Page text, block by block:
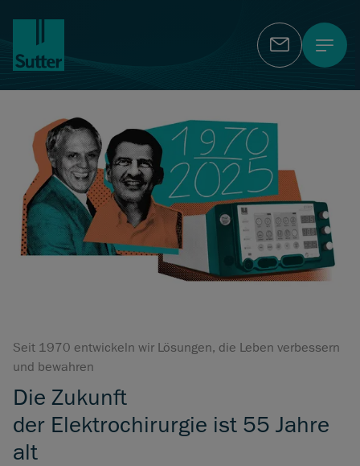
Kontakt
Seit 1970 entwickeln wir Lösungen, die Leben verbessern
und bewahren
Die Zukunft
der Elektrochirurgie ist 55 Jahre
alt